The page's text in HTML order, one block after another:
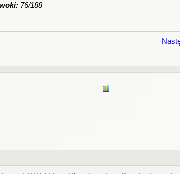
76/188